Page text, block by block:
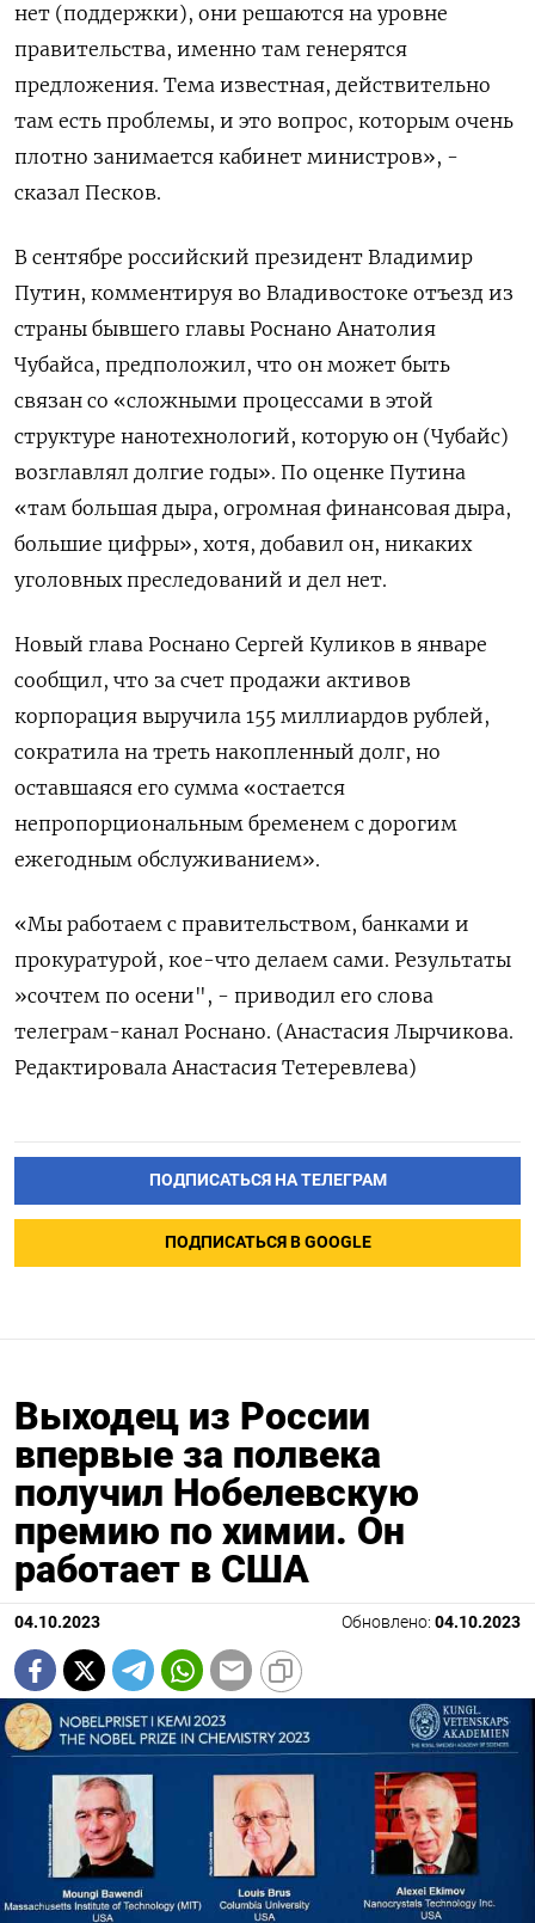
нет (поддержки), они решаются на уровне
правительства, именно там генерятся
предложения. Тема известная, действительно
там есть проблемы, и это вопрос, которым очень
плотно занимается кабинет министров», -
сказал Песков.
В сентябре российский президент Владимир
Путин, комментируя во Владивостоке отъезд из
страны бывшего главы Роснано Анатолия
Чубайса, предположил, что он может быть
связан со «сложными процессами в этой
структуре нанотехнологий, которую он (Чубайс)
возглавлял долгие годы». По оценке Путина
«там большая дыра, огромная финансовая дыра,
большие цифры», хотя, добавил он, никаких
уголовных преследований и дел нет.
Новый глава Роснано Сергей Куликов в январе
сообщил, что за счет продажи активов
корпорация выручила 155 миллиардов рублей,
сократила на треть накопленный долг, но
оставшаяся его сумма «остается
непропорциональным бременем с дорогим
ежегодным обслуживанием».
«Мы работаем с правительством, банками и
прокуратурой, кое-что делаем сами. Результаты
»сочтем по осени", - приводил его слова
телеграм-канал Роснано. (Анастасия Лырчикова.
Редактировала Анастасия Тетеревлева)
ПОДПИСАТЬСЯ НА ТЕЛЕГРАМ
ПОДПИСАТЬСЯ В GOOGLE
Выходец из России
впервые за полвека
получил Нобелевскую
премию по химии. Он
работает в США
04.10.2023 Обновлено: 04.10.2023